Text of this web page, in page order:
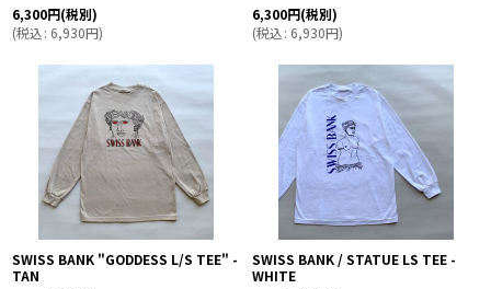
6,300円(税別)
(税込: 6,930円)
6,300円(税別)
(税込: 6,930円)
SWISS BANK "GODDESS L/S TEE" -
TAN
SWISS BANK / STATUE LS TEE -
WHITE